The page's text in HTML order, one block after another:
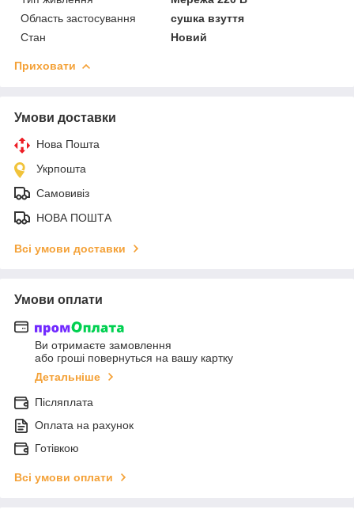
Область застосування
сушка взуття
Стан
Новий
Приховати
Умови доставки
Нова Пошта
Укрпошта
Самовивіз
НОВА ПОШТА
Всі умови доставки
Умови оплати
Ви отримаєте замовлення
або гроші повернуться на вашу картку
Детальніше
Післяплата
Оплата на рахунок
Готівкою
Всі умови оплати